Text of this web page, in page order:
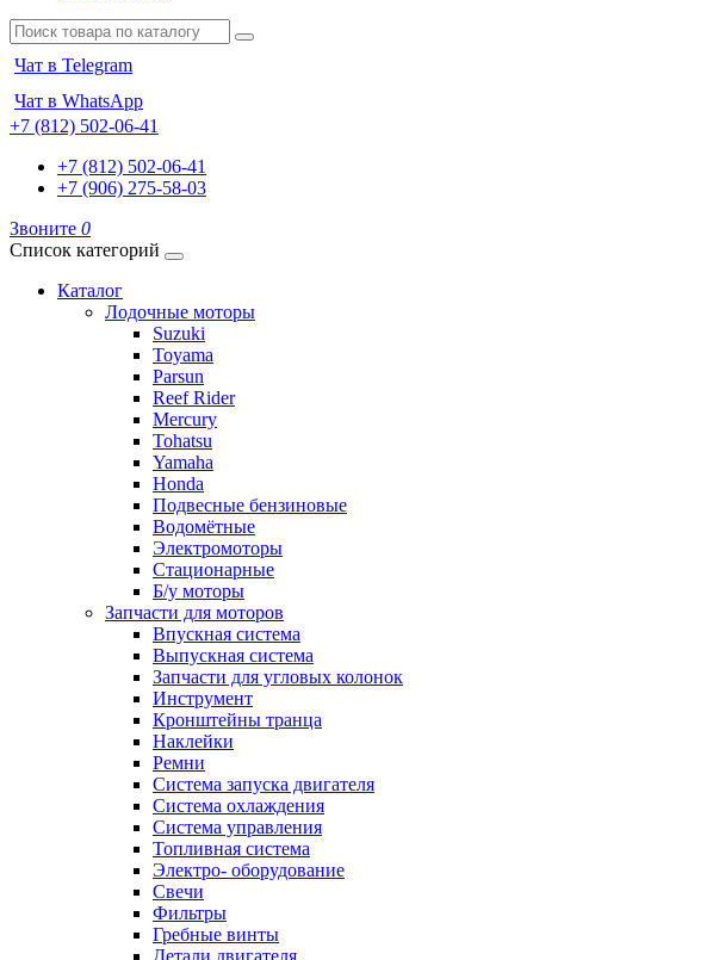
Чат в Telegram
Чат в WhatsApp
+7 (812) 502-06-41
+7 (812) 502-06-41
+7 (906) 275-58-03
Звоните 0
Список категорий
Каталог
Лодочные моторы
Suzuki
Toyama
Parsun
Reef Rider
Mercury
Tohatsu
Yamaha
Honda
Подвесные бензиновые
Водомётные
Электромоторы
Стационарные
Б/у моторы
Запчасти для моторов
Впускная система
Выпускная система
Запчасти для угловых колонок
Инструмент
Кронштейны транца
Наклейки
Ремни
Система запуска двигателя
Система охлаждения
Система управления
Топливная система
Электро- оборудование
Свечи
Фильтры
Гребные винты
Детали двигателя